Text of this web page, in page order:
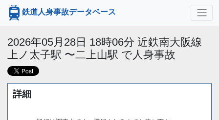
鉄道人身事故データベース
2026年05月28日 18時06分 近鉄南大阪線
上ノ太子駅 〜二上山駅 で人身事故
詳細